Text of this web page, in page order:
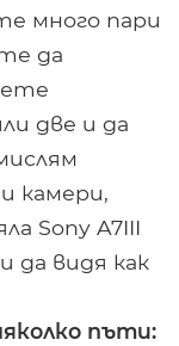
много пари
да
две и да
камери,
Sony A7III
да видя как
пъти: